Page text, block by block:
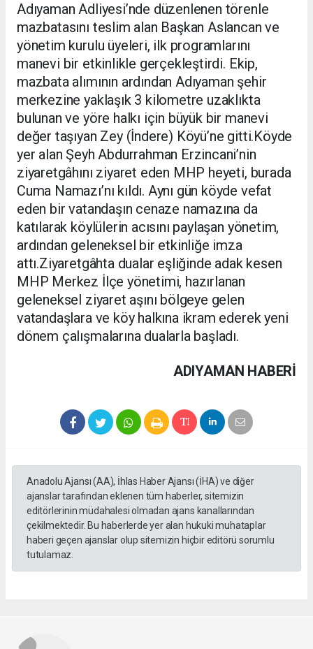
Adıyaman Adliyesi’nde düzenlenen törenle
mazbatasını teslim alan Başkan Aslancan ve
yönetim kurulu üyeleri, ilk programlarını
manevi bir etkinlikle gerçekleştirdi. Ekip,
mazbata alımının ardından Adıyaman şehir
merkezine yaklaşık 3 kilometre uzaklıkta
bulunan ve yöre halkı için büyük bir manevi
değer taşıyan Zey (İndere) Köyü’ne gitti.Köyde
yer alan Şeyh Abdurrahman Erzincani’nin
ziyaretgâhını ziyaret eden MHP heyeti, burada
Cuma Namazı’nı kıldı. Aynı gün köyde vefat
eden bir vatandaşın cenaze namazına da
katılarak köylülerin acısını paylaşan yönetim,
ardından geleneksel bir etkinliğe imza
attı.Ziyaretgâhta dualar eşliğinde adak kesen
MHP Merkez İlçe yönetimi, hazırlanan
geleneksel ziyaret aşını bölgeye gelen
vatandaşlara ve köy halkına ikram ederek yeni
dönem çalışmalarına dualarla başladı.
ADIYAMAN HABERİ
Anadolu Ajansı (AA), İhlas Haber Ajansı (İHA) ve diğer
ajanslar tarafından eklenen tüm haberler, sitemizin
editörlerinin müdahalesi olmadan ajans kanallarından
çekilmektedir. Bu haberlerde yer alan hukuki muhataplar
haberi geçen ajanslar olup sitemizin hiçbir editörü sorumlu
tutulamaz.